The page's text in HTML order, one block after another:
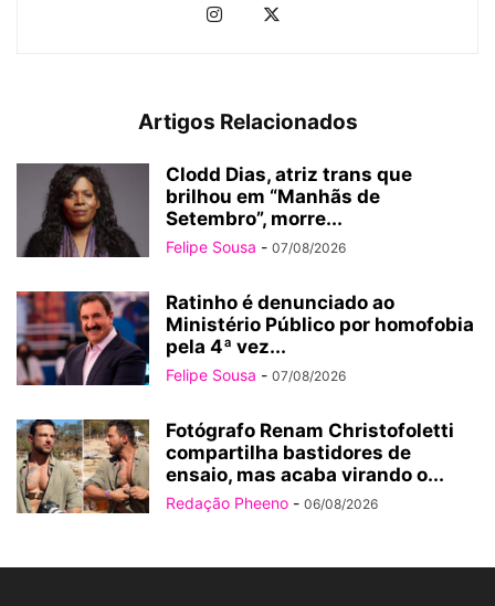
Artigos Relacionados
Clodd Dias, atriz trans que
brilhou em “Manhãs de
Setembro”, morre...
Felipe Sousa - 07/08/2026
Ratinho é denunciado ao
Ministério Público por homofobia
pela 4ª vez...
Felipe Sousa - 07/08/2026
Fotógrafo Renam Christofoletti
compartilha bastidores de
ensaio, mas acaba virando o...
Redação Pheeno - 06/08/2026